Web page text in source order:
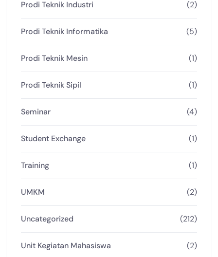
Prodi Teknik Industri (2)
Prodi Teknik Informatika (5)
Prodi Teknik Mesin (1)
Prodi Teknik Sipil (1)
Seminar (4)
Student Exchange (1)
Training (1)
UMKM (2)
Uncategorized (212)
Unit Kegiatan Mahasiswa (2)